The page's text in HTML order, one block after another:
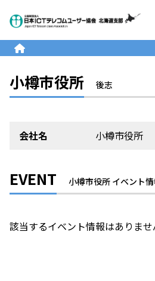
小樽市役所 後志
会社名 小樽市役所
EVENT 小樽市役所 イベント
該当するイベント情報はありませ